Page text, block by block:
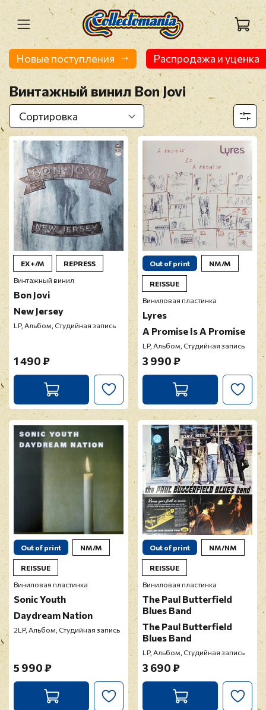
Новые поступления Распродажа и уценка
Винтажный винил Bon Jovi
EX+/M
REPRESS
Винтажный винил
Bon Jovi
New Jersey
LP, Альбом, Студийная запись
1 490 ₽
Out of print NM/M
REISSUE
Виниловая пластинка
Lyres
A Promise Is A Promise
LP, Альбом, Студийная запись
3 990 ₽
Out of print NM/M
REISSUE
Виниловая пластинка
Sonic Youth
Daydream Nation
2LP, Альбом, Студийная запись
5 990 ₽
Out of print NM/NM
REISSUE
Виниловая пластинка
The Paul Butterfield
Blues Band
The Paul Butterfield
Blues Band
LP, Альбом, Студийная запись
3 690 ₽